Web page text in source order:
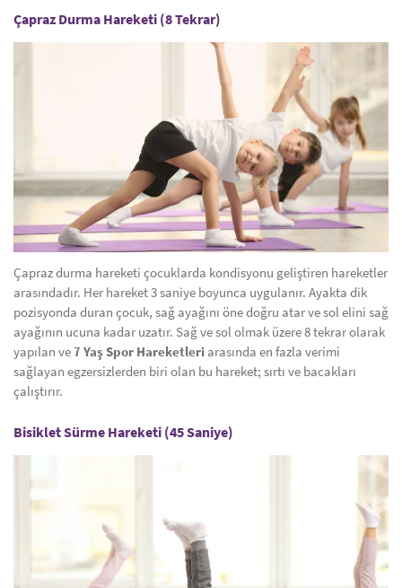
Çapraz Durma Hareketi (8 Tekrar)
Çapraz durma hareketi çocuklarda kondisyonu geliştiren hareketler
arasındadır. Her hareket 3 saniye boyunca uygulanır. Ayakta dik
pozisyonda duran çocuk, sağ ayağını öne doğru atar ve sol elini sağ
ayağının ucuna kadar uzatır. Sağ ve sol olmak üzere 8 tekrar olarak
yapılan ve7 Yaş Spor Hareketleri arasında en fazla verimi
sağlayan egzersizlerden biri olan bu hareket; sırtı ve bacakları
çalıştırır.
Bisiklet Sürme Hareketi (45 Saniye)